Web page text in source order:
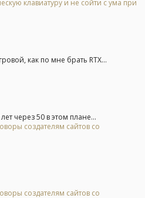
клавиатуру и не сойти с ума при
как по мне брать RTX...
через 50 в этом плане...
создателям сайтов со
создателям сайтов со